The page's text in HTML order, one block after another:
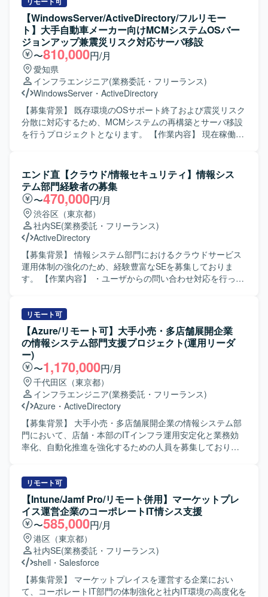
盤構成設計、セキュリティ対策製品の選定・設定方針策
定、環境構築およびシステム基盤テストまで一連の工程に
関与していただきます。 【求める人物像】 基盤構成やセキ
ュリティ対策に関する知見を活かし、自律的に設計・検証
を推進できる方を求めております。関係者とのコミュニケ
ーションを図りながら、長期にわたり責任感を持って取り
組んでいただける方にマッチするポジションです。 【ポジ
ションの魅力】 大規模なシステム更改プロジェクトにおい
て、要件定義からシステム基盤テストまで長期にわたり一
貫して参画いただけるため、セキュリティ設計・基盤設計
双方のスキルを高めることができます。複数のセキュリテ
組み合わせたシステム基盤環境上で、検証用環境と作業用
環境を使い分けながら設計・試験を実施していただきま
す。
【WindowsServer/ActiveDirectory/フルリモー
ト】大手自動車メーカー向けMCMシステムOSバー
ジョンアップ兼震災リスク対応サーバ移設
〜810,000円/月
愛知県
インフラエンジニア(業務委託・フリーランス)
WindowsServer ・ ActiveDirectory
【募集背景】 既存環境のOSサポート終了および震災リスク
分散に対応するため、MCMシステムの再構築とサーバ移設
を行うプロジェクトとなります。 【作業内容】 現在稼働し
更新同期、管理配布、配布サイトサーバ等のインフラ再構
築およびバージョンアップを行います。 また、現行のCAS
配下構成を撤去し、国内や海外拠点を含む各サイトをスタ
ンドアロン構成へ移行・最適化するための手順検証および
実施を行います。各種スクリプト、タスクシーケンス、ド
ライバー、キッティングメディア等のコンテンツ移行と、
検証機を用いた動作確認も担当いただきます。 さらに、基
本設計、詳細設計、移行計画、構築・運用手順書、各サイ
トのプライマリサーバ破損時を想定したリストア手順書な
ど、インフラ移行に関する各種ドキュメントの作成を行い
れます。 【求める人物像】 インフラ構成を自ら把握しなが
ら、計画立案から手順化、検証、ドキュメント整備まで一
貫して遂行できる方を求めております。関係者と連携しな
がら、複数拠点にまたがる環境の調整や改善提案を主体的
に進めていただける方が望ましいです。 【ポジションの魅
力】 グローバルに展開する大規模MCM環境を対象としたプ
ロジェクトに参画でき、Windows ServerやMCMを中心とし
たエンタープライズインフラの設計・移行ノウハウを深め
ていただけます。OSバージョンアップと震災リスク分散を
同時に推進するため、インフラ更改およびBCP観点の知見
も獲得できるポジションです。 【開発環境】 MCM（旧
SCCM）、Windows Server 2016/2019/2022、Active
エンド直【クラウド/情報セキュリティ】情報シス
テム部門経験者の募集
〜470,000円/月
渋谷区（東京都）
社内SE(業務委託・フリーランス)
ActiveDirectory
【募集背景】 情報システム部門におけるクラウドサービス
運用体制の強化のため、経験豊富なSEを募集しておりま
す。 【作業内容】 ・ユーザからの問い合わせ対応を行って
運用ルールの作成および管理業務を行っていただきます。
・グループ会社や外部協力会社との連携や調整業務を行っ
ていただきます。 【求める人物像】 ・主体的に業務に取り
組み、関係者と円滑にコミュニケーションが取れる方を求
めております。 ・新しい技術やサービスに関心を持ち、自
ら積極的に調査・検証できる方を歓迎いたします。 【ポジ
ションの魅力】 ・クラウドサービスの導入から運用まで一
連の業務に携わることで、幅広い知識と経験を積むことが
できます。 ・グループ会社や外部協力会社との連携を通じ
て、調整力や折衝力を高めることができます。 【開発環
境】 ・Google Workspace などのクラウドサービス環境を
中心に業務を行っていただきます。 ・Active Directory や
リモート可
【Azure/リモート可】大手小売・多店舗展開企業
の情報システム部門支援プロジェクト(運用リーダ
ー)
〜1,170,000円/月
千代田区（東京都）
インフラエンジニア(業務委託・フリーランス)
Azure ・ ActiveDirectory
【募集背景】 大手小売・多店舗展開企業の情報システム部
門において、店舗・本部のITインフラ運用安定化と業務効
率化、自動化推進を強化するための人員を募集しておりま
し、運用安定化・業務効率化・自動化推進をリードしてい
ただきます。 社内IT／情シス領域の運用リードを行ってい
ただきます。 業務ツール・IT基盤（MS系／NW／クラウ
ド）の運用管理を担当していただきます。 セキュリティ運
用・インシデント対応の統括を行っていただきます。 運用
設計、タスク・工数管理、改善推進を実施していただきま
す。 メンバー管理・育成、ベンダーコントロールを行って
いただきます。 コスト管理および運用最適化を推進してい
ただきます。 【求める人物像】 ITインフラ全般に横断的な
知識を持ち、主体的に運用改善や自動化を推進できる方を
リモート可
【Intune/Jamf Pro/リモート併用】マーケットプレ
イス運営企業のコーポレートIT情シス支援
〜585,000円/月
港区（東京都）
社内SE(業務委託・フリーランス)
shell ・ Salesforce
【募集背景】 マーケットプレイスを運営する企業におい
て、コーポレートIT部門の体制強化と社内IT環境の高度化を